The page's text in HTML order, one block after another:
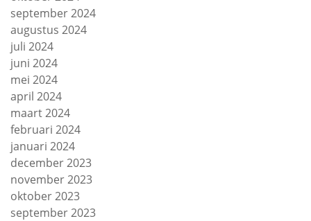
september 2024
augustus 2024
juli 2024
juni 2024
mei 2024
april 2024
maart 2024
februari 2024
januari 2024
december 2023
november 2023
oktober 2023
september 2023